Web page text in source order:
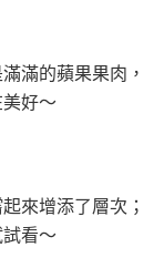
滿的蘋果果肉，
好～
來增添了層次；
看～